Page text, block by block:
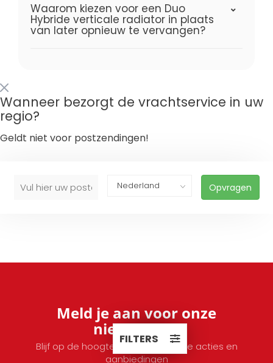
Waarom kiezen voor een Duo
Hybride verticale radiator in plaats
van later opnieuw te vervangen?
Wanneer bezorgt de vrachtservice in uw
regio?
Geldt niet voor postzendingen!
Opvragen
Meld je aan voor onze
nieuwsbrief
Blijf op de hoogte van onze laatste acties en
aanbiedingen
FILTERS